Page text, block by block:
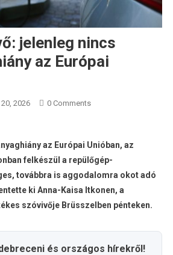
jelenleg nincs
az Európai
2026 0 Comments
az Európai Unióban, az
felkészül a repülőgép-
továbbra is aggodalomra okot adó
ki Anna-Kaisa Itkonen, a
szóvivője Brüsszelben pénteken.
és országos hírekről!